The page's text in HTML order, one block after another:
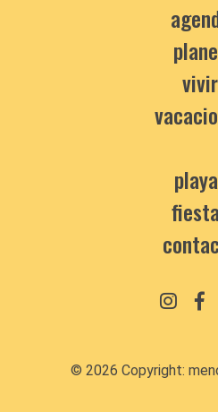
vivir
© 2026 Copyright: